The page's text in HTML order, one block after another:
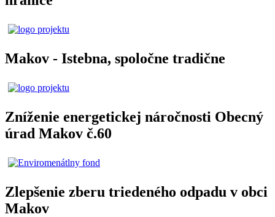
Makov - Istebna, spoločne tradične
Zníženie energetickej náročnosti Obecný
úrad Makov č.60
Zlepšenie zberu triedeného odpadu v obci
Makov